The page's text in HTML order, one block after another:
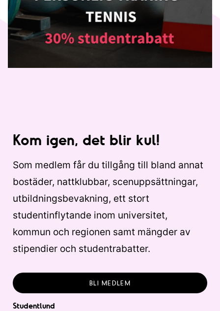
Kom igen, det blir kul!
Som medlem får du tillgång till bland annat
bostäder, nattklubbar, scenuppsättningar,
utbildningsbevakning, ett stort
studentinflytande inom universitet,
kommun och regionen samt mängder av
stipendier och studentrabatter.
BLI MEDLEM
Studentlund